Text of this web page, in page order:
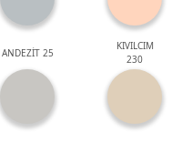
ANDEZİT 25
KIVILCIM
230